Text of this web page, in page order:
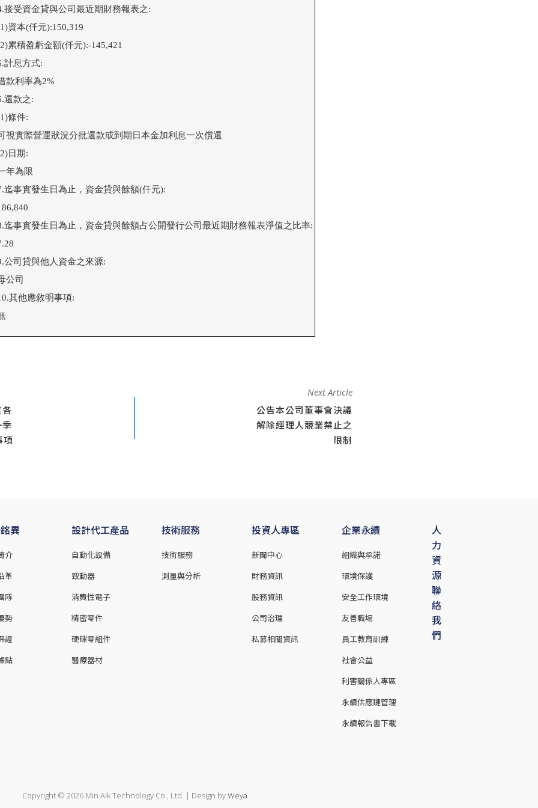
接受資金貸與公司最近期財務報表之:
資本(仟元):150,319
累積盈虧金額(仟元):-145,421
計息方式:
款利率為2%
還款之:
條件:
視實際營運狀況分批還款或到期日本金加利息一次償還
日期:
年為限
迄事實發生日為止，資金貸與餘額(仟元):
迄事實發生日為止，資金貸與餘額占公開發行公司最近期財務報表淨值之比率:
公司貸與他人資金之來源:
公司
其他應敘明事項:
項
Next Article
公告本公司董事會決議
解除經理人競業禁止之
限制
異
介
革
隊
勢
證
點
設計代工產品
自動化設備
致動器
消費性電子
精密零件
硬碟零組件
醫療器材
技術服務
技術服務
測量與分析
投資人專區
新聞中心
財務資訊
股務資訊
公司治理
私募相關資訊
企業永續
組織與承諾
環境保護
安全工作環境
友善職場
員工教育訓練
社會公益
利害關係人專區
永續供應鏈管理
永續報告書下載
人
力
資
源
聯
絡
我
們
Copyright © 2026 Min Aik Technology Co., Ltd. | Design byWeya